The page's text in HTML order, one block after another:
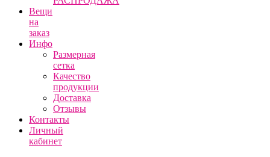
Вещи
на
заказ
Инфо
Размерная
сетка
Качество
продукции
Доставка
Отзывы
Контакты
Личный
кабинет